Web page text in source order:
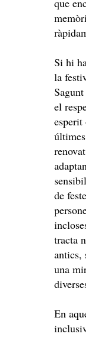
que
Si hi
la
el
de
tracta
antics,
una
En